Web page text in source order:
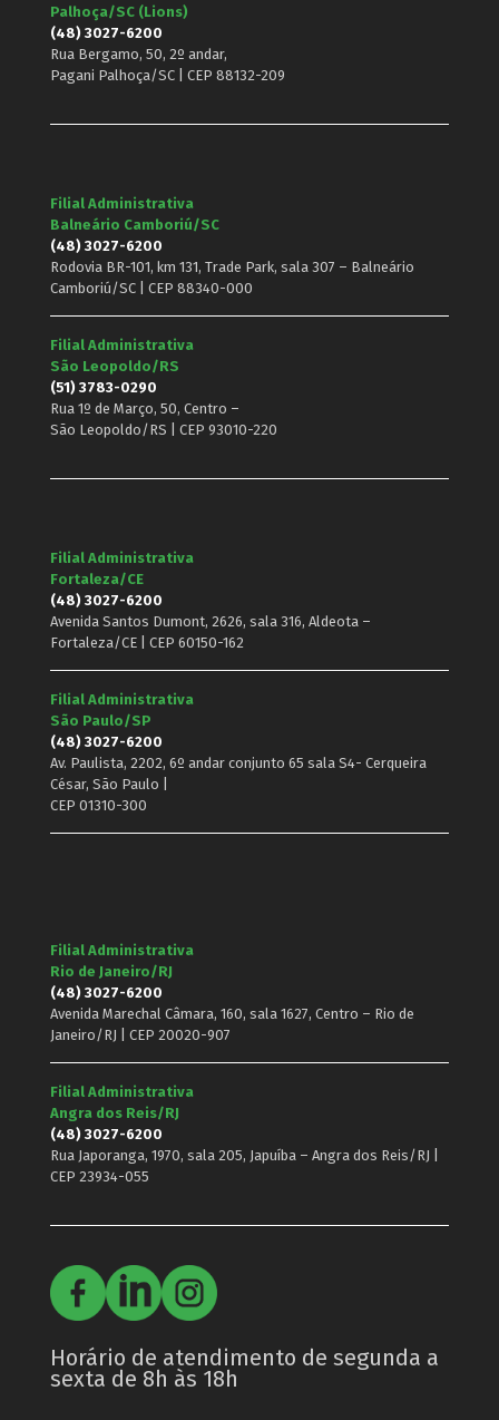
Palhoça/SC (Lions)
(48) 3027-6200
Rua Bergamo, 50, 2º andar,
Pagani Palhoça/SC | CEP 88132-209
Filial Administrativa
Balneário Camboriú/SC
(48) 3027-6200
Rodovia BR-101, km 131, Trade Park, sala 307 – Balneário
Camboriú/SC | CEP 88340-000
Filial Administrativa
São Leopoldo/RS
(51) 3783-0290
Rua 1º de Março, 50, Centro –
São Leopoldo/RS | CEP 93010-220
Filial Administrativa
Fortaleza/CE
(48) 3027-6200
Avenida Santos Dumont, 2626, sala 316, Aldeota –
Fortaleza/CE | CEP 60150-162
Filial Administrativa
São Paulo/SP
(48) 3027-6200
Av. Paulista, 2202, 6º andar conjunto 65 sala S4- Cerqueira
César, São Paulo |
CEP 01310-300
Filial Administrativa
Rio de Janeiro/RJ
(48) 3027-6200
Avenida Marechal Câmara, 160, sala 1627, Centro – Rio de
Janeiro/RJ | CEP 20020-907
Filial Administrativa
Angra dos Reis/RJ
(48) 3027-6200
Rua Japoranga, 1970, sala 205, Japuíba – Angra dos Reis/RJ |
CEP 23934-055
Horário de atendimento de segunda a
sexta de 8h às 18h